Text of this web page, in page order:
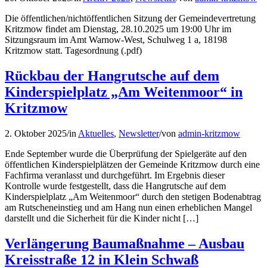
Die öffentlichen/nichtöffentlichen Sitzung der Gemeindevertretung
Kritzmow findet am Dienstag, 28.10.2025 um 19:00 Uhr im
Sitzungsraum im Amt Warnow-West, Schulweg 1 a, 18198
Kritzmow statt. Tagesordnung (.pdf)
Rückbau der Hangrutsche auf dem
Kinderspielplatz „Am Weitenmoor“ in
Kritzmow
2. Oktober 2025/in Aktuelles, Newsletter/von admin-kritzmow
Ende September wurde die Überprüfung der Spielgeräte auf den
öffentlichen Kinderspielplätzen der Gemeinde Kritzmow durch eine
Fachfirma veranlasst und durchgeführt. Im Ergebnis dieser
Kontrolle wurde festgestellt, dass die Hangrutsche auf dem
Kinderspielplatz „Am Weitenmoor“ durch den stetigen Bodenabtrag
am Rutscheneinstieg und am Hang nun einen erheblichen Mangel
darstellt und die Sicherheit für die Kinder nicht […]
Verlängerung Baumaßnahme – Ausbau
Kreisstraße 12 in Klein Schwaß